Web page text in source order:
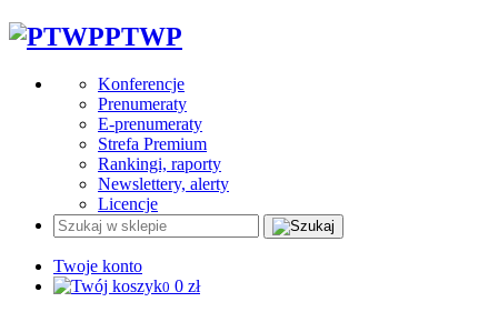
PTWP
Konferencje
Prenumeraty
E-prenumeraty
Strefa Premium
Rankingi, raporty
Newslettery, alerty
Licencje
Twoje konto
0 0 zł